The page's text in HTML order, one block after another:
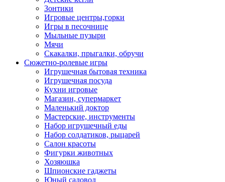
Зонтики
Игровые центры,горки
Игры в песочнице
Мыльные пузыри
Мячи
Скакалки, прыгалки, обручи
Сюжетно-ролевые игры
Игрушечная бытовая техника
Игрушечная посуда
Кухни игровые
Магазин, супермаркет
Маленький доктор
Мастерские, инструменты
Набор игрушечный еды
Набор солдатиков, рыцарей
Салон красоты
Фигурки животных
Хозяюшка
Шпионские гаджеты
Юный садовод